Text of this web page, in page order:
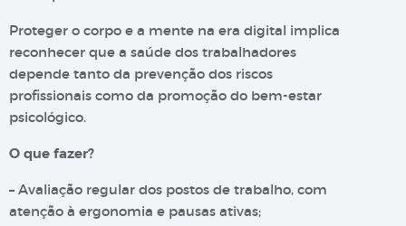
Proteger o corpo e a mente na era digital implica
reconhecer que a saúde dos trabalhadores
depende tanto da prevenção dos riscos
profissionais como da promoção do bem-estar
psicológico.
O que fazer?
– Avaliação regular dos postos de trabalho, com
atenção à ergonomia e pausas ativas;